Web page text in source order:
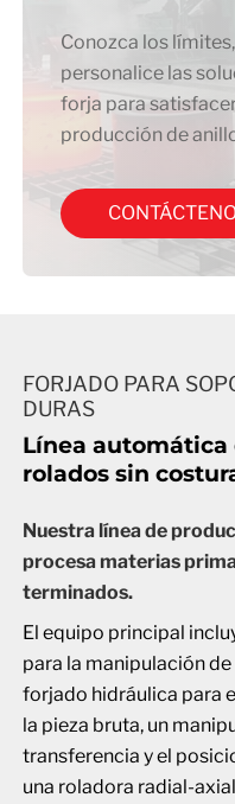
Conozca los
personalice las
forja para
producción de
FORJADO PARA
DURAS
Línea
rolados sin
Nuestra línea de
procesa materias
terminados.
El equipo principal
para la manipulación
forjado hidráulica para
la pieza bruta, un
transferencia y el
una roladora radial-